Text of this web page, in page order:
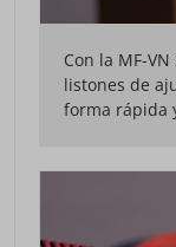
Con la MF-
listones de
forma rápida